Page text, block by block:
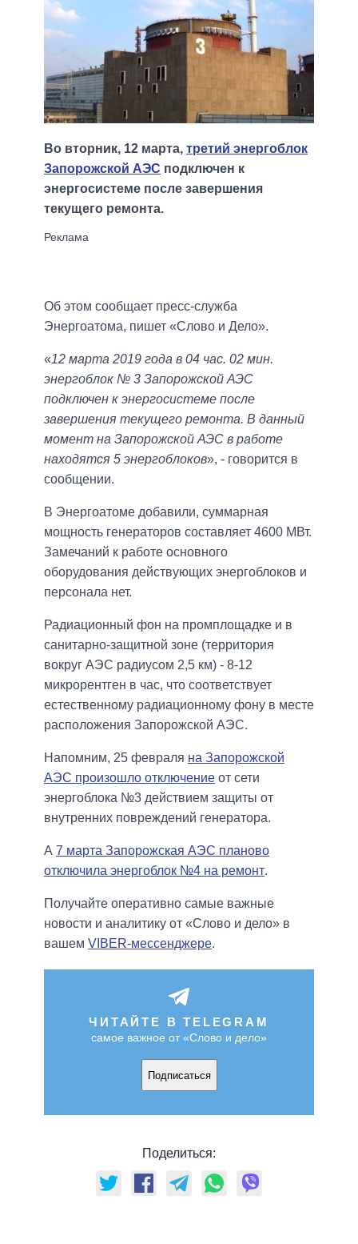
Во вторник, 12 марта, третий энергоблок
Запорожской АЭС подключен к
энергосистеме после завершения
текущего ремонта.
Об этом сообщает пресс-служба
Энергоатома, пишет «Слово и Дело».
«12 марта 2019 года в 04 час. 02 мин.
энергоблок № 3 Запорожской АЭС
подключен к энергосистеме после
завершения текущего ремонта. В данный
момент на Запорожской АЭС в работе
находятся 5 энергоблоков», - говорится в
сообщении.
В Энергоатоме добавили, суммарная
мощность генераторов составляет 4600 МВт.
Замечаний к работе основного
оборудования действующих энергоблоков и
персонала нет.
Радиационный фон на промплощадке и в
санитарно-защитной зоне (территория
вокруг АЭС радиусом 2,5 км) - 8-12
микрорентген в час, что соответствует
естественному радиационному фону в месте
расположения Запорожской АЭС.
Напомним, 25 февраля на Запорожской
АЭС произошло отключение от сети
энергоблока №3 действием защиты от
внутренних повреждений генератора.
А 7 марта Запорожская АЭС планово
отключила энергоблок №4 на ремонт.
Получайте оперативно самые важные
новости и аналитику от «Слово и дело» в
вашем VIBER-мессенджере.
ЧИТАЙТЕ В TELEGRAM
самое важное от «Слово и дело»
Подписаться
Поделиться: